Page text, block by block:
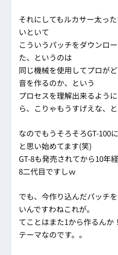
それにしてもルカサー太っ
いといて
こういうパッチをダウンロ
た、というのは
同じ機械を使用してプロが
音を作るのか、という
プロセスを理解出来るよう
ら、こりゃもうすげえな、と
なのでもうそろそろGT-100
と思い始めてます(笑)
GT-8も発売されてから10年
8二代目ですしｗ
でも、今作り込んだパッチ
いんですわねこれが。
てことはまた1から作るんか
テーマなのです。。